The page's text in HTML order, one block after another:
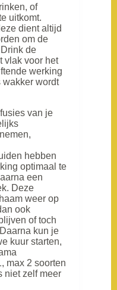
of
uitkomt.
dient altijd
om de
de
vlak voor het
werking
wakker wordt
van je
hebben
optimaal te
een
Deze
weer op
ook
of toch
kun je
kuur starten,
max 2 soorten
niet zelf meer